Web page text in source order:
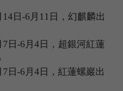
14日-6 月 11 日，幻麒麟出
7日-6 月4日， 超銀河紅蓮
7日-6 月4日，紅蓮螺巖出